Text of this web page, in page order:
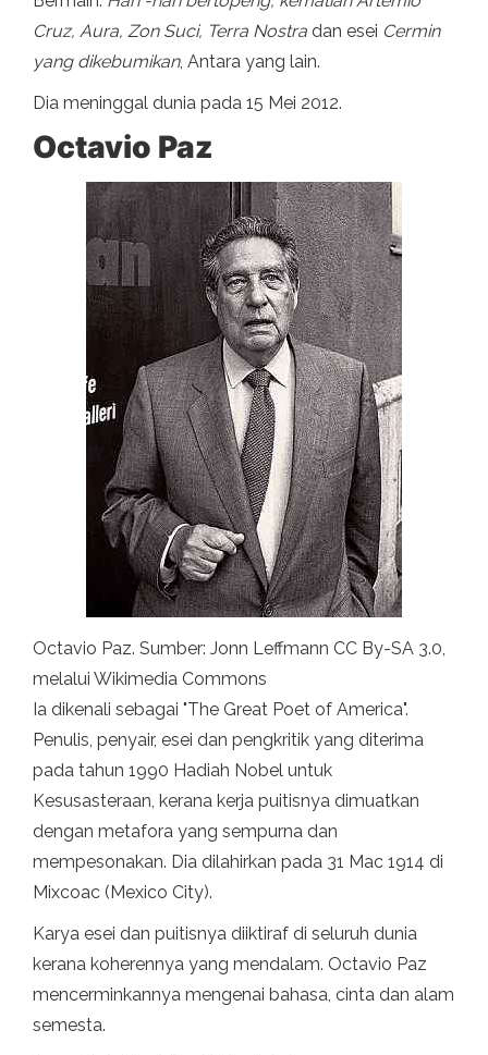
Cruz, Aura, Zon Suci, Terra Nostra dan esei Cermin
yang dikebumikan, Antara yang lain.
Dia meninggal dunia pada 15 Mei 2012.
Octavio Paz
Octavio Paz. Sumber: Jonn Leffmann CC By-SA 3.0,
melalui Wikimedia Commons
Ia dikenali sebagai "The Great Poet of America".
Penulis, penyair, esei dan pengkritik yang diterima
pada tahun 1990 Hadiah Nobel untuk
Kesusasteraan, kerana kerja puitisnya dimuatkan
dengan metafora yang sempurna dan
mempesonakan. Dia dilahirkan pada 31 Mac 1914 di
Mixcoac (Mexico City).
Karya esei dan puitisnya diiktiraf di seluruh dunia
kerana koherennya yang mendalam. Octavio Paz
mencerminkannya mengenai bahasa, cinta dan alam
semesta.